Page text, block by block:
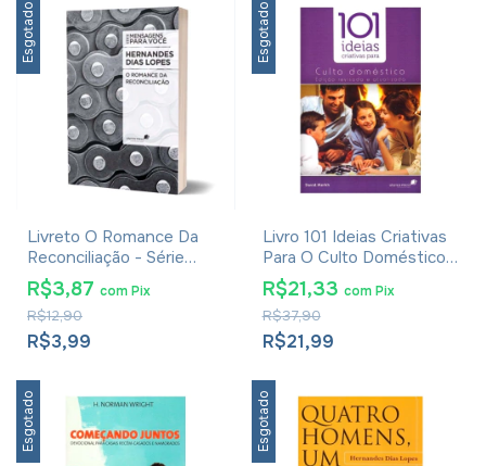
Esgotado
Livreto O Romance Da
Reconciliação - Série
Mensagens Para Você -
Hernandes Dias Lopes
R$3,99
R$12,90
R$3,87 comPix
Esgotado
Livro 101 Ideias Criativas
Para O Culto Doméstico -
David Merkh
R$21,99
R$37,90
R$21,33 com Pix
Esgotado Esgotado